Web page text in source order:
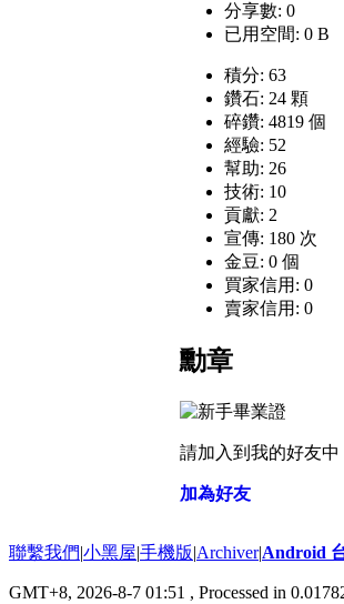
分享數: 0
已用空間: 0 B
積分: 63
鑽石: 24 顆
碎鑽: 4819 個
經驗: 52
幫助: 26
技術: 10
貢獻: 2
宣傳: 180 次
金豆: 0 個
買家信用: 0
賣家信用: 0
勳章
請加入到我的好友
加為好友
聯繫我們|小黑屋|手機版|Archiver|Android
GMT+8, 2026-8-7 01:51 , Processed in